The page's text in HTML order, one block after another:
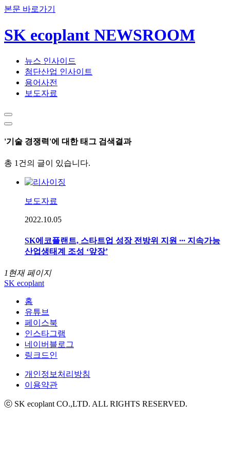
본문 바로가기
SK ecoplant NEWSROOM
뉴스 인사이드
첨단산업 인사이트
용어사전
보도자료
'기술 경쟁력'에 대한 태그 검색결과
총 1건의 글이 있습니다.
보도자료
2022.10.05
SK에코플랜트, 스타트업 성장 전방위 지원 ∙∙∙ 지속가능
산업생태계 조성 ‘앞장’
1 현재 페이지
SK ecoplant
홈
유튜브
페이스북
인스타그램
네이버블로그
링크드인
개인정보처리방침
이용약관
ⓒ SK ecoplant CO.,LTD. ALL RIGHTS RESERVED.